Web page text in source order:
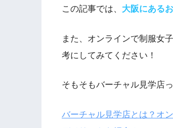
この記事では、 大阪にある
また、オンラインで制服女
考にしてみてください！
そもそもバーチャル見学店
バーチャル見学店とは？オ